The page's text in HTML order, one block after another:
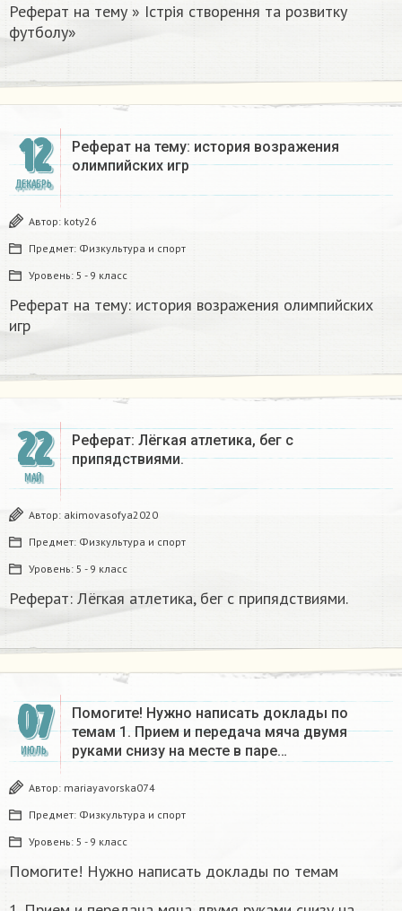
Реферат на тему » Істрія створення та розвитку
футболу»
12
ДЕКАБРЬ
Реферат на тему: история возражения
олимпийских игр
Автор: koty26
Предмет: Физкультура и спорт
Уровень: 5 - 9 класс
Реферат на тему: история возражения олимпийских
игр
22
МАЙ
Реферат: Лёгкая атлетика, бег с
припядствиями. ​
Автор: akimovasofya2020
Предмет: Физкультура и спорт
Уровень: 5 - 9 класс
Реферат: Лёгкая атлетика, бег с припядствиями. ​
07
ИЮЛЬ
Помогите! Нужно написать доклады по
темам 1. Прием и передача мяча двумя
руками снизу на месте в паре…
Автор: mariayavorska074
Предмет: Физкультура и спорт
Уровень: 5 - 9 класс
Помогите! Нужно написать доклады по темам